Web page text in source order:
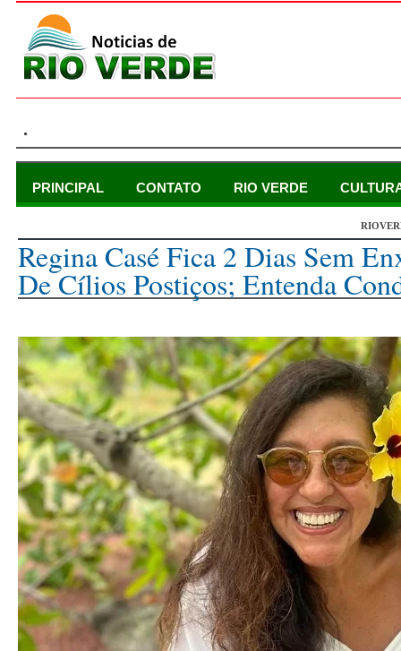
.
PRINCIPAL CONTATO RIO VERDE
Regina Casé Fica 2 Dias Sem
De Cílios Postiços; Entenda